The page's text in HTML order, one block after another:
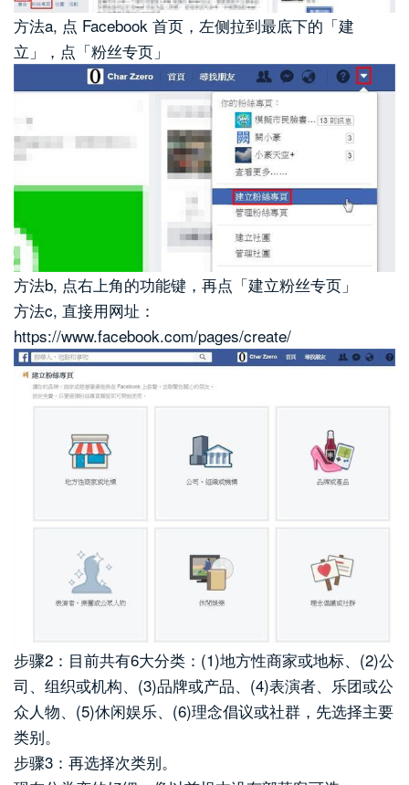
方法a, 点 Facebook 首页，左侧拉到最底下的「建
立」，点「粉丝专页」
方法b, 点右上角的功能键，再点「建立粉丝专页」
方法c, 直接用网址：
https://www.facebook.com/pages/create/
步骤2：目前共有6大分类：(1)地方性商家或地标、(2)公
司、组织或机构、(3)品牌或产品、(4)表演者、乐团或公
众人物、(5)休闲娱乐、(6)理念倡议或社群，先选择主要
类别。
步骤3：再选择次类别。